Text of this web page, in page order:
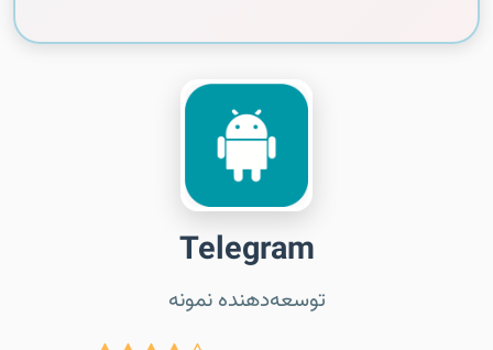
Telegram
توسعه‌دهنده نمونه